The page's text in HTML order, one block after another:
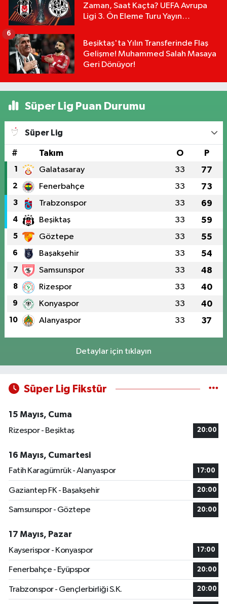
Zaman, Saat Kaçta? UEFA Avrupa
Ligi 3. Ön Eleme Turu Yayın
Beşiktaş'ta Yılın Transferinde Flaş
Gelişme! Muhammed Salah Masaya
Geri Dönüyor!
6
Süper Lig Puan Durumu
Süper Lig
# Takım O P
1 Galatasaray 33 77
2 Fenerbahçe 33 73
3 Trabzonspor 33 69
4 Beşiktaş 33 59
5 Göztepe 33 55
6 Başakşehir 33 54
7 Samsunspor 33 48
8 Rizespor 33 40
9 Konyaspor 33 40
10 Alanyaspor 33 37
Detaylar için tıklayın
Süper Lig Fikstür
15 Mayıs, Cuma
Rizespor - Beşiktaş
20:00
16 Mayıs, Cumartesi
Fatih Karagümrük - Alanyaspor
17:00
Gaziantep FK - Başakşehir 20:00
Samsunspor - Göztepe 20:00
17 Mayıs, Pazar
Kayserispor - Konyaspor
17:00
Fenerbahçe - Eyüpspor 20:00
Trabzonspor - Gençlerbirliği S.K. 20:00